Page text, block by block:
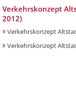
???
Verkehrskonzept
2012)
Verkehrskonzept
Verkehrskonzept